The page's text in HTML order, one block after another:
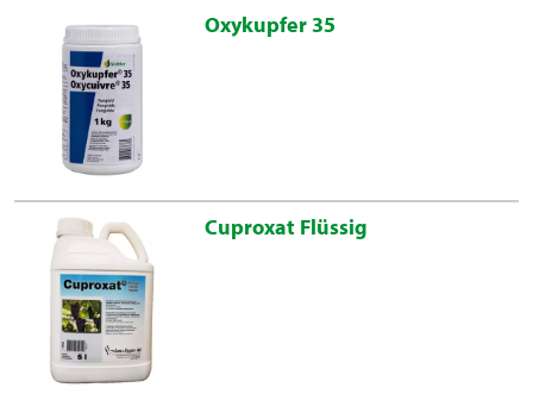
Oxykupfer 35
Cuproxat Flüssig